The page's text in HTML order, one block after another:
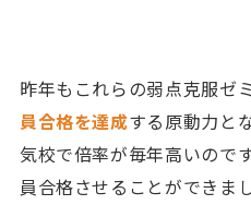
昨年もこれらの弱点克服ゼ
員合格を達成する原動力と
気校で倍率が毎年高いので
員合格させることができま